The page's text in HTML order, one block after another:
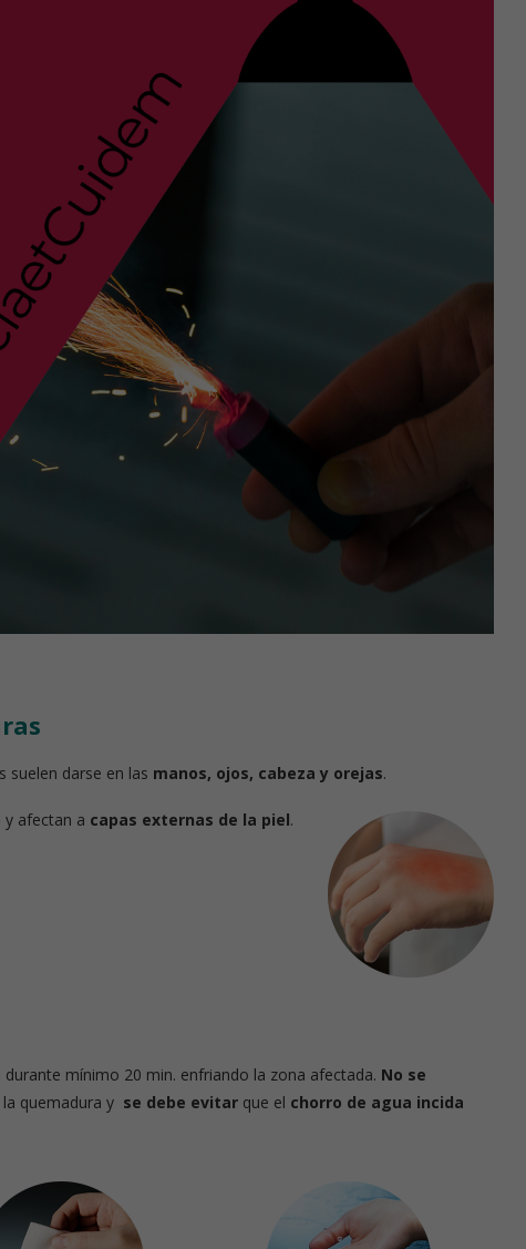
suelen darse en las manos, ojos, cabeza y orejas.
y afectan a capas externas de la piel.
durante mínimo 20 min. enfriando la zona afectada. No se
quemadura y se debe evitar que el chorro de agua incida